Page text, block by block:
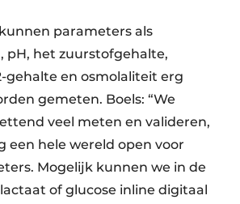
parameters als
pH, het zuurstofgehalte,
gehalte en osmolaliteit erg
gemeten. Boels: “We
veel meten en valideren,
een hele wereld open voor
Mogelijk kunnen we in de
of glucose inline digitaal